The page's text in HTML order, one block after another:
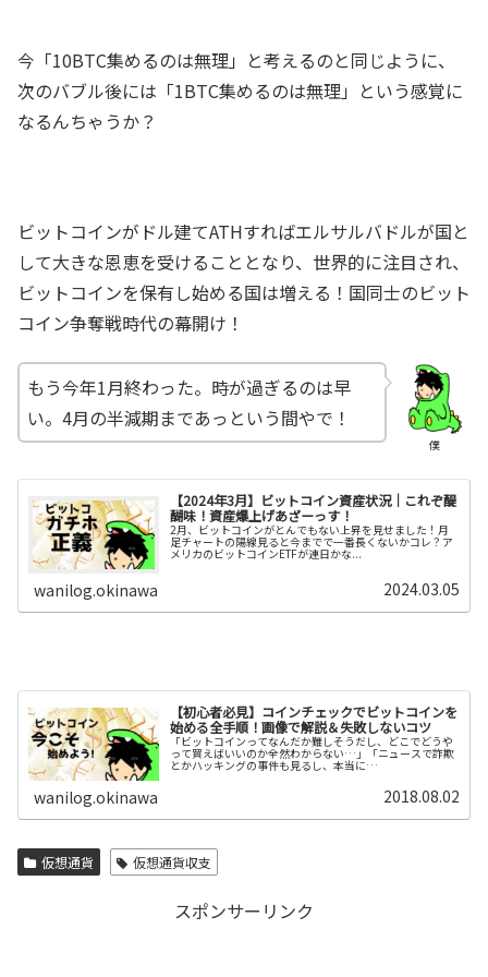
今「10BTC集めるのは無理」と考えるのと同じように、
次のバブル後には「1BTC集めるのは無理」という感覚に
なるんちゃうか？
ビットコインがドル建てATHすればエルサルバドルが国と
して大きな恩恵を受けることとなり、世界的に注目され、
ビットコインを保有し始める国は増える！国同士のビット
コイン争奪戦時代の幕開け！
僕
もう今年1月終わった。時が過ぎるのは早
い。4月の半減期まであっという間やで！
【2024年3月】ビットコイン資産状況｜これぞ醍
醐味！資産爆上げあざーっす！
2月、ビットコインがとんでもない上昇を見せました！月
足チャートの陽線見ると今までで一番長くないかコレ？ア
メリカのビットコインETFが連日かな...
wanilog.okinawa 2024.03.05
【初心者必見】コインチェックでビットコインを
始める全手順！画像で解説＆失敗しないコツ
「ビットコインってなんだか難しそうだし、どこでどうや
って買えばいいのか全然わからない…」「ニュースで詐欺
とかハッキングの事件も見るし、本当に…
wanilog.okinawa 2018.08.02
仮想通貨 仮想通貨収支
スポンサーリンク